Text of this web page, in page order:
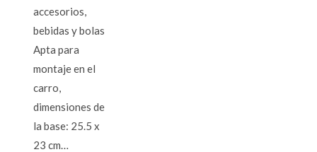
accesorios,
bebidas y bolas
Apta para
montaje en el
carro,
dimensiones de
la base: 25.5 x
23 cm…